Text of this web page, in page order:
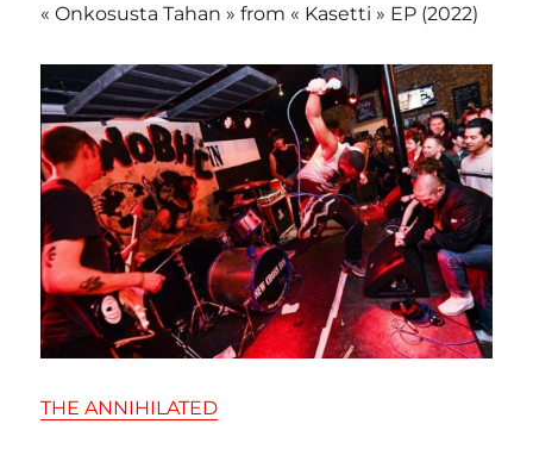
« Onkosusta Tahan » from « Kasetti » EP (2022)
THE ANNIHILATED